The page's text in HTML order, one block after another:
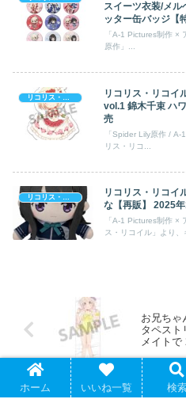
スイーツ衣装/メル
ッター缶バッジ【
「A-1 Pictures制作 ×
原作」...
リコリス・リコイ
vol.1 錦木千束 ハ
売
「Spider Lily原作 / A-
リス・リコ...
リコリス・リコイ
な【再販】 2025
「A-1 Pictures制作 ×
ス・リコイル」より、
お兄ちゃ
タペスト
メイトで
ホーム いいね一覧 検